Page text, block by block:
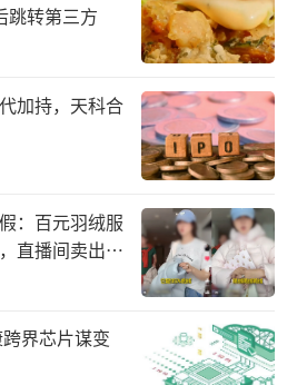
这一量贩行业竞争大省，
贩零食转型升级为全品类
级折扣超市，其最大变化
店面积上。不同于传统超
市通常会放弃生鲜品类等
品来进行品类扩充。同时
100-200㎡，升级至200至
台准备开设500㎡以上的大
跳转第三方
加持，天科合
：百元羽绒服
直播间卖出超
界芯片谋变